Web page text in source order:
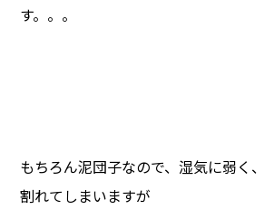
す。。。
もちろん泥団子なので、湿気に弱く
割れてしまいますが